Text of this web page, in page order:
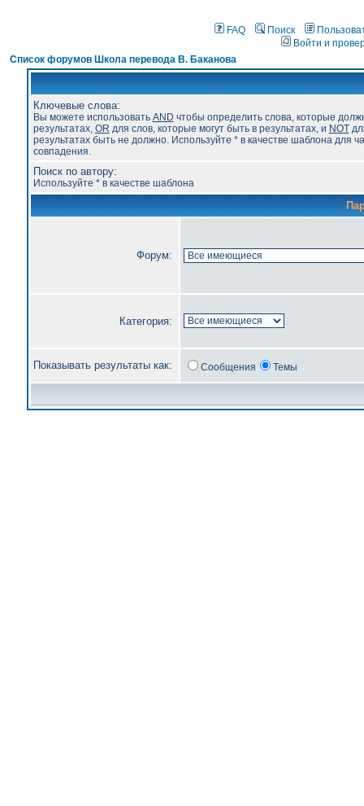
FAQ Поиск
Войти и
Список форумов Школа перевода В. Баканова
Ключевые слова:
Вы можете использовать AND чтобы определить слова, которые
результатах, OR для слов, которые могут быть в результатах, и NOT
результатах быть не должно. Используйте * в качестве шаблона для
совпадения.
Поиск по автору:
Используйте * в качестве шаблона
Форум:
Категория:
Показывать результаты как: Сообщения Темы